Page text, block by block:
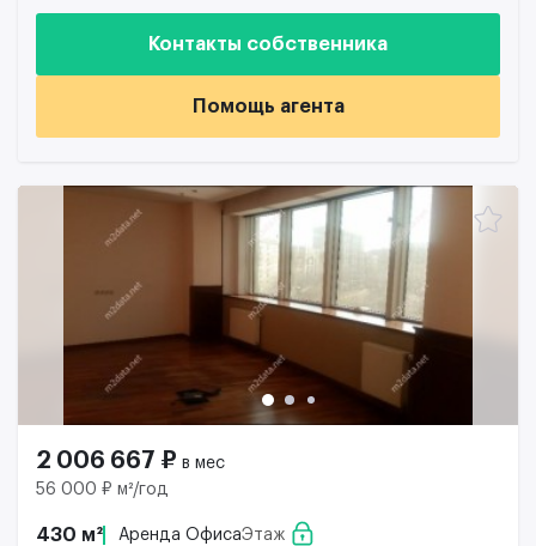
Контакты собственника
Помощь агента
2 006 667 ₽ в мес
56 000 ₽ м²/год
430 м² Аренда ОфисаЭтаж